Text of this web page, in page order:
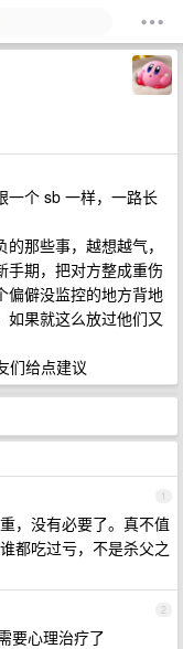
一个 sb 一样，一路长
那些事，越想越气，
手期，把对方整成重伤
偏僻没监控的地方背地
如果就这么放过他们又
们给点建议
1
，没有必要了。真不值
都吃过亏，不是杀父之
2
要心理治疗了